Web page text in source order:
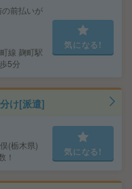
前払いが
線 麹町駅
5分
気になる!
け[派遣]
(栃木県)
！
気になる!